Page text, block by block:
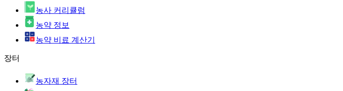
농사 커리큘럼
농약 정보
농약 비료 계산기
장터
농자재 장터